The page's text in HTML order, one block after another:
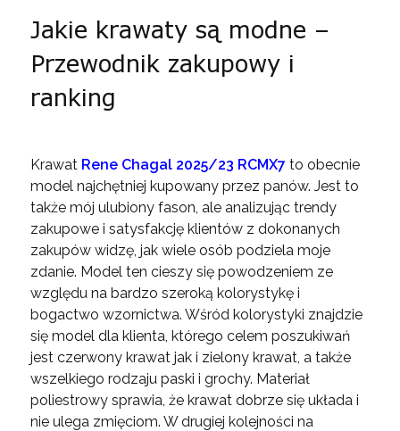
Jakie krawaty są modne –
Przewodnik zakupowy i
ranking
Krawat Rene Chagal 2025/23 RCMX7 to obecnie
model najchętniej kupowany przez panów. Jest to
także mój ulubiony fason, ale analizując trendy
zakupowe i satysfakcję klientów z dokonanych
zakupów widzę, jak wiele osób podziela moje
zdanie. Model ten cieszy się powodzeniem ze
względu na bardzo szeroką kolorystykę i
bogactwo wzornictwa. Wśród kolorystyki znajdzie
się model dla klienta, którego celem poszukiwań
jest czerwony krawat jak i zielony krawat, a także
wszelkiego rodzaju paski i grochy. Materiał
poliestrowy sprawia, że krawat dobrze się układa i
nie ulega zmięciom. W drugiej kolejności na